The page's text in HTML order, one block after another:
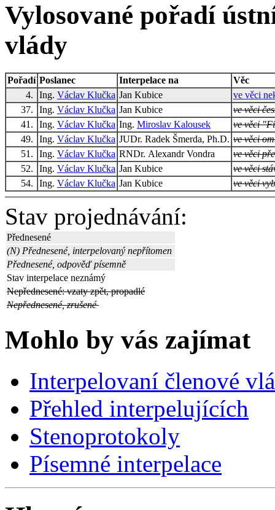
Vylosované pořadí
vlády
Pořadí Poslanec Interpelace na
Věc
4.
Ing. Václav Klučka Jan Kubice
ve věci
37.
Ing. Václav Klučka Jan Kubice
ve věci
41.
Ing. Václav Klučka Ing. Miroslav Kalousek
ve věci
49.
Ing. Václav Klučka JUDr. Radek Šmerda, Ph.D. ve věci
51.
Ing. Václav Klučka RNDr. Alexandr Vondra
ve věci
52.
Ing. Václav Klučka Jan Kubice
ve věci
54.
Ing. Václav Klučka Jan Kubice ve věci
Stav projednávání:
Přednesené
(N) Přednesené, interpelovaný nepřítomen
Přednesené, odpověď písemně
Stav interpelace neznámý
Nepřednesené: vzaty zpět, propadlé
Nepřednesené, zrušené
Mohlo by vás zajímat
Interpelovaní členové
Přehled interpelujících
Stenoprotokoly
Písemné interpelace